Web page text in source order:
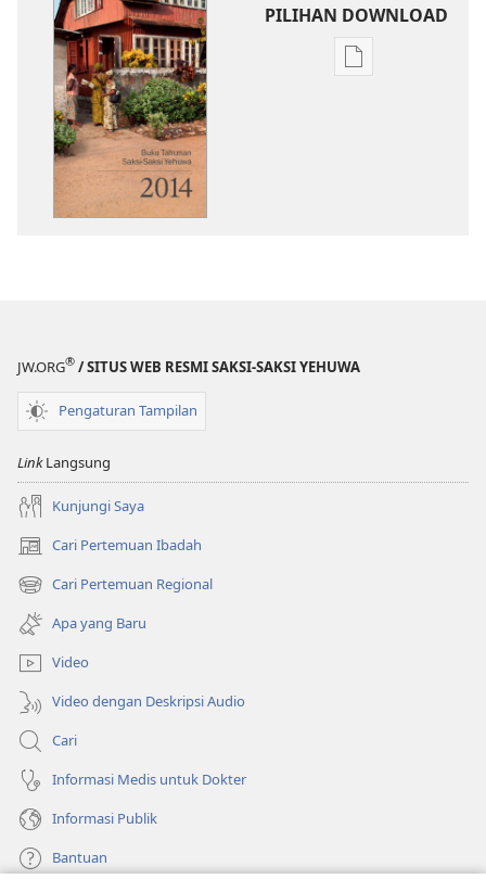
PILIHAN DOWNLOAD
Pilihan
JW.ORG® / SITUS WEB RESMI SAKSI-SAKSI YEHUWA
Pengaturan Tampilan
LinkLangsung
Kunjungi Saya
Cari Pertemuan Ibadah
(terbuka
di
window
baru)
Cari Pertemuan Regional
(terbuka
di
window
baru)
Apa yang Baru
Video
Video dengan Deskripsi Audio
Cari
Informasi Medis untuk Dokter
Informasi Publik
Bantuan